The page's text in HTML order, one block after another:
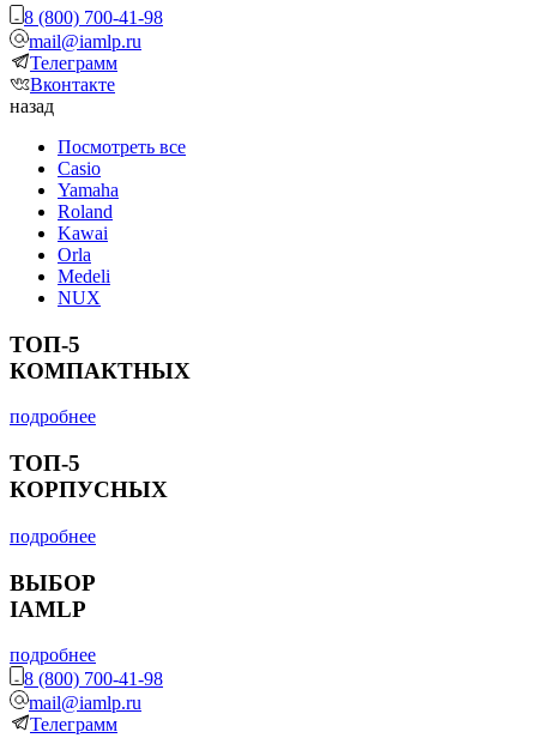
8 (800) 700-41-98
mail@iamlp.ru
Телеграмм
Вконтакте
назад
Посмотреть все
Casio
Yamaha
Roland
Kawai
Orla
Medeli
NUX
ТОП-5
КОМПАКТНЫХ
подробнее
ТОП-5
КОРПУСНЫХ
подробнее
ВЫБОР
IAMLP
подробнее
8 (800) 700-41-98
mail@iamlp.ru
Телеграмм